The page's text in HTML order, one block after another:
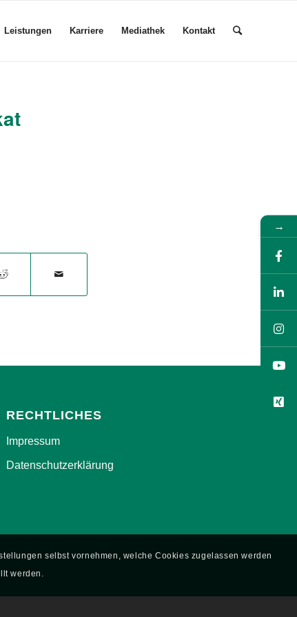
Leistungen Karriere Mediathek Kontakt
RECHTLICHES
Impressum
Datenschutzerklärung
selbst vornehmen, welche Cookies zugelassen werden
werden.
→